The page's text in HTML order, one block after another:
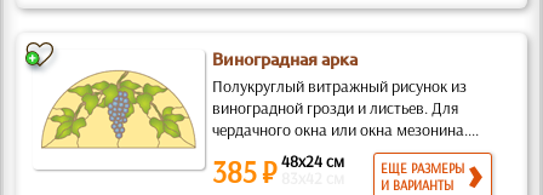
Виноградная арка
Полукруглый витражный рисунок из
виноградной грозди и листьев. Для
чердачного окна или окна мезонина....
385 ₽48x24 см
ЕЩЕ РАЗМЕРЫ
И ВАРИАНТЫ